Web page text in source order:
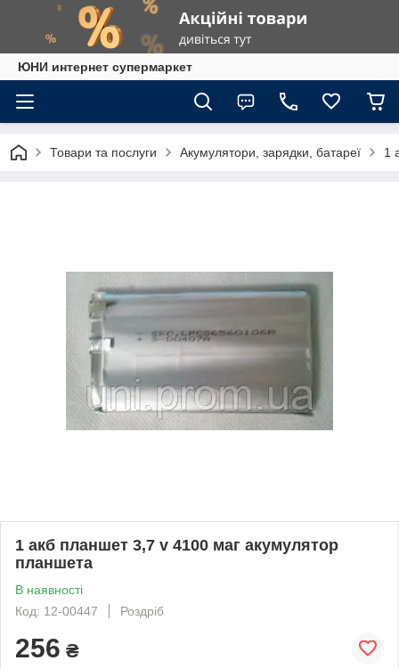
ЮНИ интернет супермаркет
Товари та послуги Акумулятори, зарядки, батареї 1
1 акб планшет 3,7 v 4100 маг акумулятор
планшета
В наявності
Код: 12-00447
Роздріб
256 ₴